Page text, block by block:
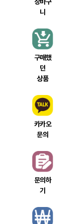
니
구매했
던
상품
카카오
문의
문의하
기